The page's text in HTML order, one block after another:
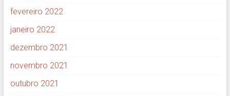
fevereiro 2022
janeiro 2022
dezembro 2021
novembro 2021
outubro 2021